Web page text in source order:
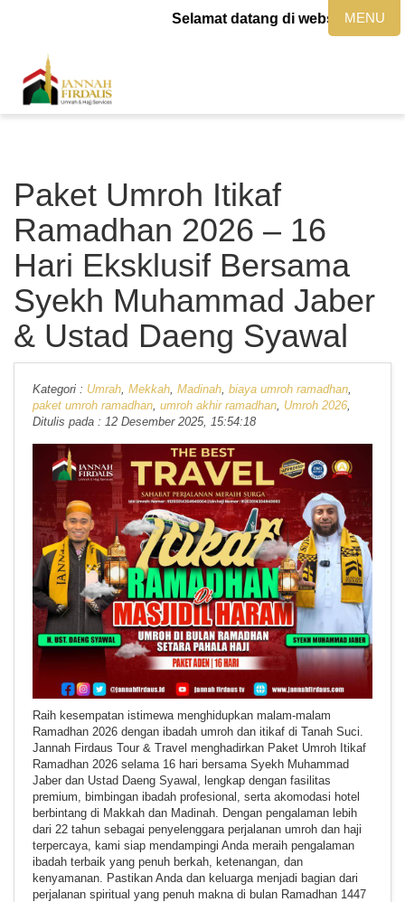
Selamat datang di website
Paket Umroh Itikaf
Ramadhan 2026 – 16
Hari Eksklusif Bersama
Syekh Muhammad Jaber
& Ustad Daeng Syawal
Kategori : Umrah Mekkah Madinah biaya umroh ramadhan
paket umroh ramadhan umroh akhir ramadhan Umroh 2026
Ditulis pada : 12 Desember 2025, 15:54:18
Raih kesempatan istimewa menghidupkan malam-malam
Ramadhan 2026 dengan ibadah umroh dan itikaf di Tanah Suci.
Jannah Firdaus Tour & Travel menghadirkan Paket Umroh Itikaf
Ramadhan 2026 selama 16 hari bersama Syekh Muhammad
Jaber dan Ustad Daeng Syawal, lengkap dengan fasilitas
premium, bimbingan ibadah profesional, serta akomodasi hotel
berbintang di Makkah dan Madinah. Dengan pengalaman lebih
dari 22 tahun sebagai penyelenggara perjalanan umroh dan haji
terpercaya, kami siap mendampingi Anda meraih pengalaman
ibadah terbaik yang penuh berkah, ketenangan, dan
kenyamanan. Pastikan Anda dan keluarga menjadi bagian dari
perjalanan spiritual yang penuh makna di bulan Ramadhan 1447
MENU